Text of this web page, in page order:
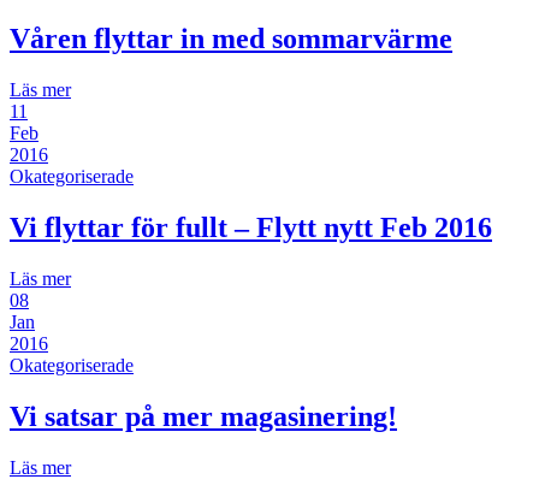
Våren flyttar in med sommarvärme
Läs mer
11
Feb
2016
Okategoriserade
Vi flyttar för fullt – Flytt nytt Feb 2016
Läs mer
08
Jan
2016
Okategoriserade
Vi satsar på mer magasinering!
Läs mer